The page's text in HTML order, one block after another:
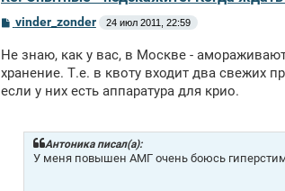
С
б
щ
н
vinder_zonder 24 июл 2011, 22:59
Не знаю, как у вас, в Москве -
хранение. Т.е. в квоту входит два свежих
если у них есть аппаратура для крио.
Антоника писал(а):
У меня повышен АМГ очень боюсь